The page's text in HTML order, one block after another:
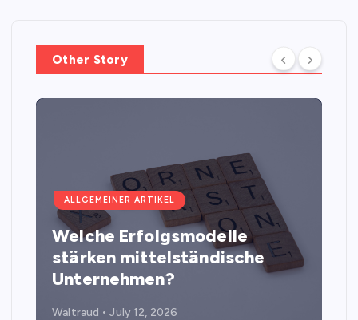
Other Story
ALLGEMEINER ARTIKEL
Welche Erfolgsmodelle
stärken mittelständische
Unternehmen?
Waltraud July 12, 2026